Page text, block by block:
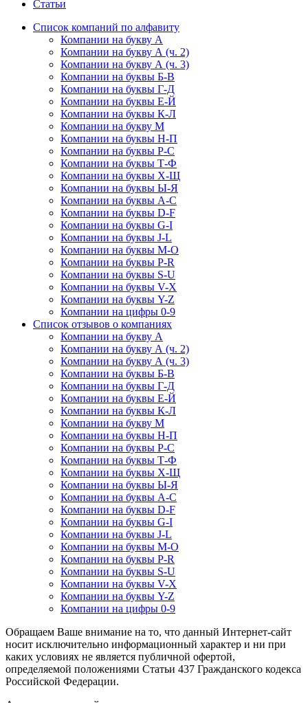
Статьи
Список компаний по алфавиту
Компании на букву А
Компании на букву А (ч. 2)
Компании на букву А (ч. 3)
Компании на буквы Б-В
Компании на буквы Г-Д
Компании на буквы Е-Й
Компании на буквы К-Л
Компании на букву М
Компании на буквы Н-П
Компании на буквы Р-С
Компании на буквы Т-Ф
Компании на буквы Х-Щ
Компании на буквы Ы-Я
Компании на буквы A-C
Компании на буквы D-F
Компании на буквы G-I
Компании на буквы J-L
Компании на буквы M-O
Компании на буквы P-R
Компании на буквы S-U
Компании на буквы V-X
Компании на буквы Y-Z
Компании на цифры 0-9
Список отзывов о компаниях
Компании на букву А
Компании на букву А (ч. 2)
Компании на букву А (ч. 3)
Компании на буквы Б-В
Компании на буквы Г-Д
Компании на буквы Е-Й
Компании на буквы К-Л
Компании на букву М
Компании на буквы Н-П
Компании на буквы Р-С
Компании на буквы Т-Ф
Компании на буквы Х-Щ
Компании на буквы Ы-Я
Компании на буквы A-C
Компании на буквы D-F
Компании на буквы G-I
Компании на буквы J-L
Компании на буквы M-O
Компании на буквы P-R
Компании на буквы S-U
Компании на буквы V-X
Компании на буквы Y-Z
Компании на цифры 0-9
Обращаем Ваше внимание на то, что данный Интернет-сайт
носит исключительно информационный характер и ни при
каких условиях не является публичной офертой,
определяемой положениями Статьи 437 Гражданского кодекса
Российской Федерации.